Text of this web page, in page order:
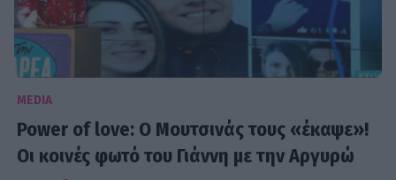
MEDIA
Power of love: Ο Μουτσινάς τους «έκαψε»!
Οι κοινές φωτό του Γιάννη με την Αργυρώ